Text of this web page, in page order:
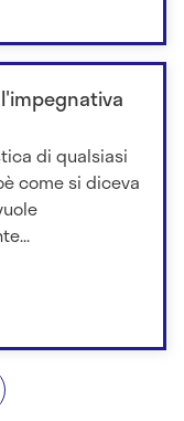
di qualsiasi
come si diceva